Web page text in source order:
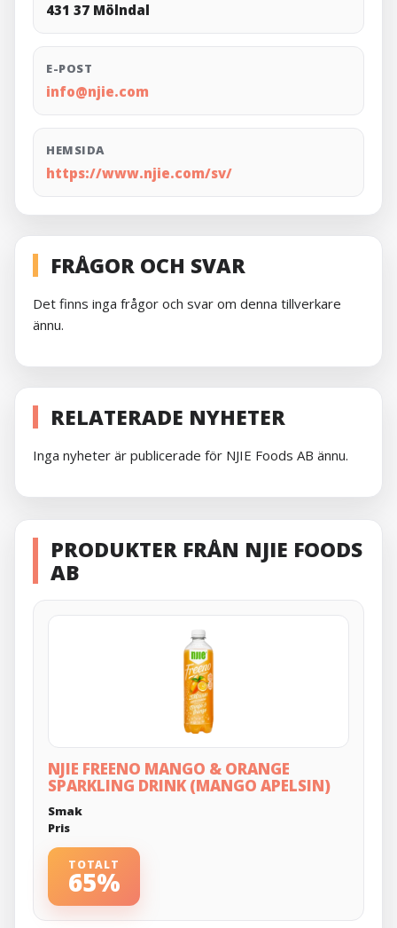
431 37 Mölndal
E-POST
info@njie.com
HEMSIDA
https://www.njie.com/sv/
FRÅGOR OCH SVAR
Det finns inga frågor och svar om denna tillverkare
ännu.
RELATERADE NYHETER
Inga nyheter är publicerade för NJIE Foods AB ännu.
PRODUKTER FRÅN NJIE FOODS
AB
NJIE FREENO MANGO & ORANGE
SPARKLING DRINK (MANGO APELSIN)
Smak
Pris
TOTALT
65%